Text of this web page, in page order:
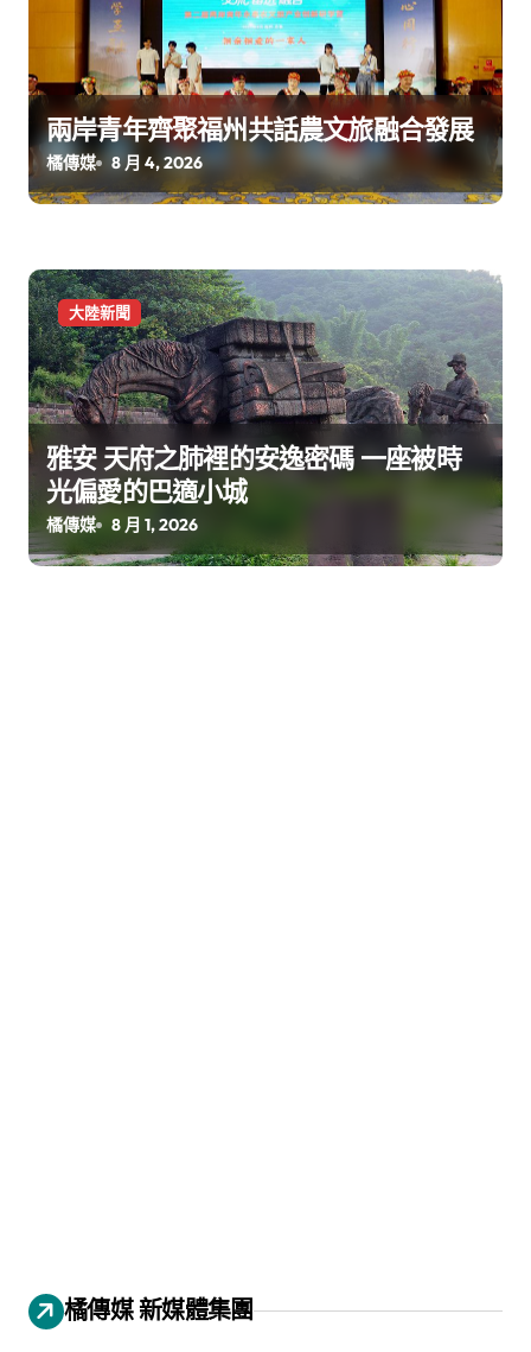
兩岸青年齊聚福州共話農文旅融合發展
橘傳媒 8 月 4, 2026
大陸新聞
雅安 天府之肺裡的安逸密碼 一座被時
光偏愛的巴適小城
橘傳媒 8 月 1, 2026
橘傳媒 新媒體集團